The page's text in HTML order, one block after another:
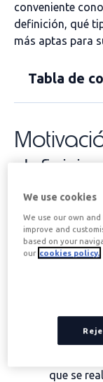
conveniente
definición, qué
más aptas para
Tabla de
autores
A la hora de
expertos al
dependiendo de
Algunas de las
En este
la
que se
We use cookies
We use our own
improve and
based on your
our cookies policy.